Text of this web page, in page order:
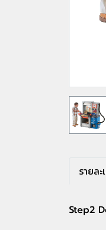
รายล
Step2